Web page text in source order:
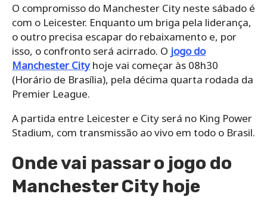
O compromisso do Manchester City neste sábado é
com o Leicester. Enquanto um briga pela liderança,
o outro precisa escapar do rebaixamento e, por
isso, o confronto será acirrado. O jogo do
Manchester Cityhoje vai começar às 08h30
(Horário de Brasília), pela décima quarta rodada da
Premier League.
A partida entre Leicester e City será no King Power
Stadium, com transmissão ao vivo em todo o Brasil.
Onde vai passar o jogo do
Manchester City hoje